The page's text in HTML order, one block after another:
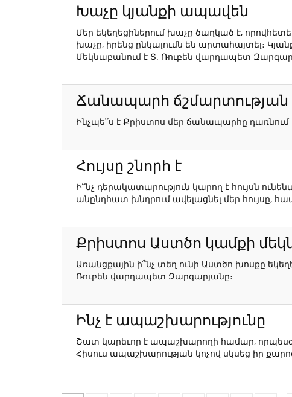
Խաչը կյանքի ապավեն
Մեր եկեղեցիներում խաչը ծաղկած է,
խաչը, իրենց ընկալումն են արտահայտել։
Մեկնաբանում է Տ. Ռուբեն վարդապետ
Ճանապարհ ճշմարտության
Ինչպե՞ս է Քրիստոս մեր ճանապարհը
Հույսը շնորհ է
Ի՞նչ դերակատարություն կարող է հույսն
անընդհատ խնդրում ավելացնել մեր հույսը,
Քրիստոս Աստծո կամքի
Առանցքային ի՞նչ տեղ ունի Աստծո խոսքը
Ռուբեն վարդապետ Զարգարյանը։
Ինչ է ապաշխարությունը
Շատ կարեւոր է ապաշխարողի համար, որպեսզի
Հիսուս ապաշխարության կոչով սկսեց իր